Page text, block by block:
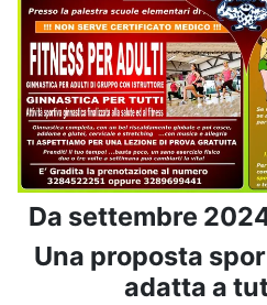
Da settembre
Una proposta
adatta a